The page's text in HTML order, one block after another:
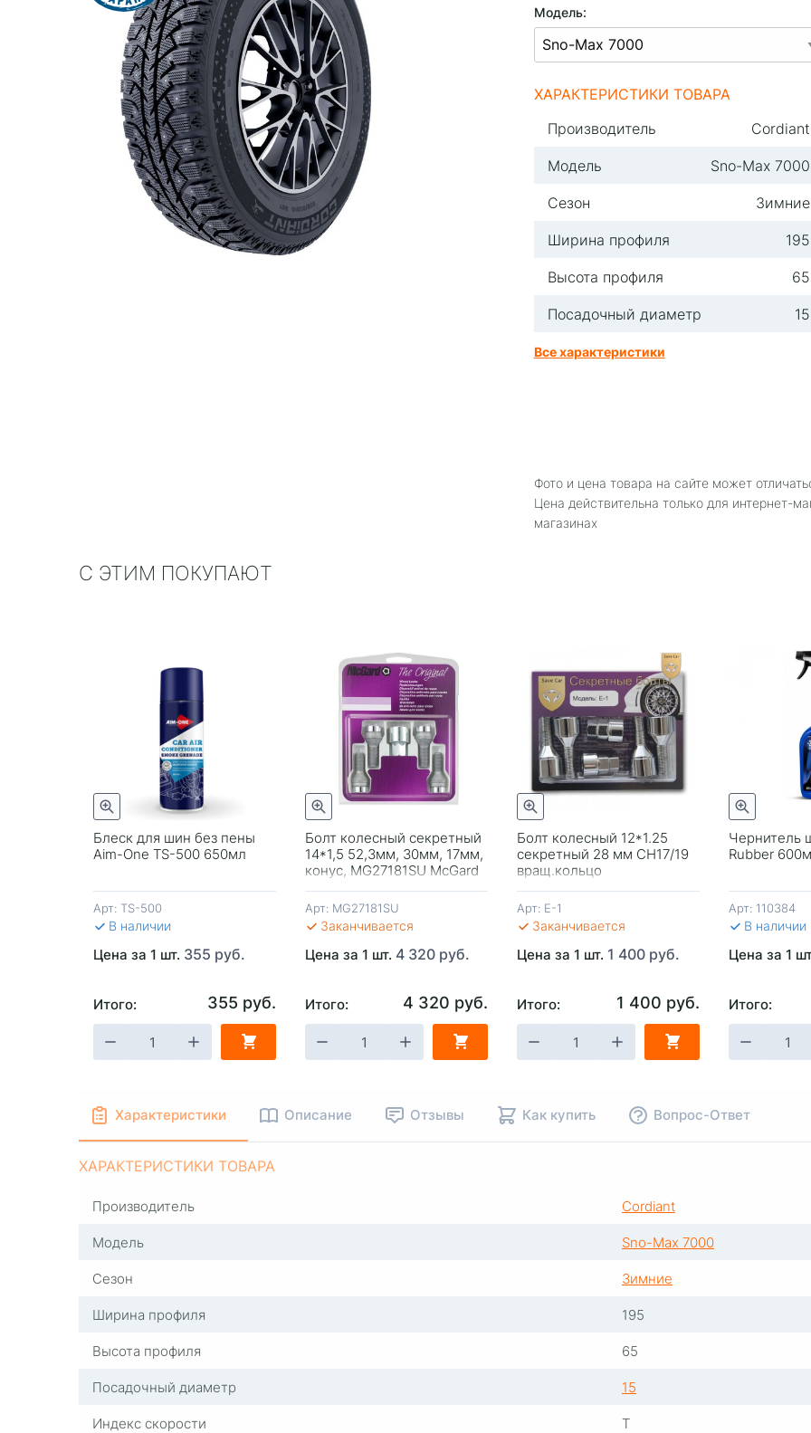
Модель:
ХАРАКТЕРИСТИКИ ТОВАРА
Производитель
Cordiant
Модель
Sno-Max 7000
Сезон
Зимние
Ширина профиля
195
Высота профиля
65
Посадочный диаметр
15
Все характеристики
Фото и цена товара на сайте может
Цена действительна только для интернет-
магазинах
С ЭТИМ ПОКУПАЮТ
Блеск для шин без пены
Aim-One TS-500 650мл
Арт: TS-500
В наличии
Цена за 1 шт. 355 руб.
Итого: 355 руб.
Болт колесный секретный
14*1,5 52,3мм, 30мм, 17мм,
конус, MG27181SU McGard
Арт: MG27181SU
Заканчивается
Цена за 1 шт. 4 320 руб.
Итого: 4 320 руб.
Болт колесный 12*1.25
секретный 28 мм CH17/19
вращ.кольцо
Арт: E-1
Заканчивается
Цена за 1 шт. 1 400 руб.
Итого: 1 400 руб.
Чернитель
Rubber
Арт: 110384
В наличии
Цена за 1
Итого:
+ В КОРЗИНУ
Быстрый просмотр
- + В КОРЗИНУ
Быстрый просмотр
- + В КОРЗИНУ - + В
Характеристики Описание Отзывы Как купить Вопрос-Ответ
ХАРАКТЕРИСТИКИ ТОВАРА
Производитель
Cordiant
Модель
Sno-Max 7000
Сезон
Зимние
Ширина профиля
195
Высота профиля
65
Посадочный диаметр
15
Индекс скорости
T